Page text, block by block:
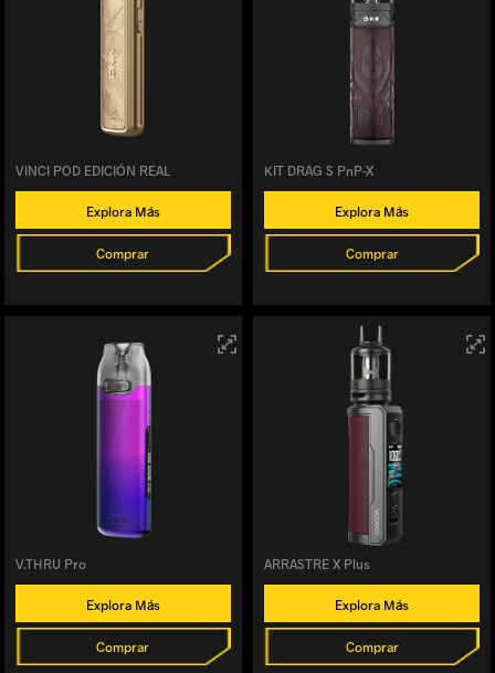
VINCI POD EDICIÓN REAL
Explora Más
Comprar
KIT DRAG S PnP-X
Explora Más
Comprar
V.THRU Pro
Explora Más
Comprar
ARRASTRE X Plus
Explora Más
Comprar